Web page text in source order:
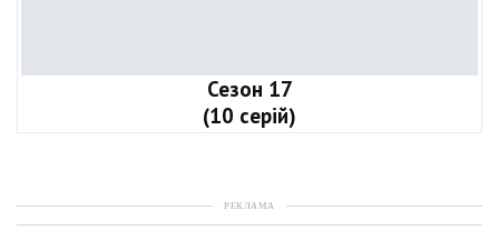
Сезон 17
(10 серій)
РЕКЛАМА